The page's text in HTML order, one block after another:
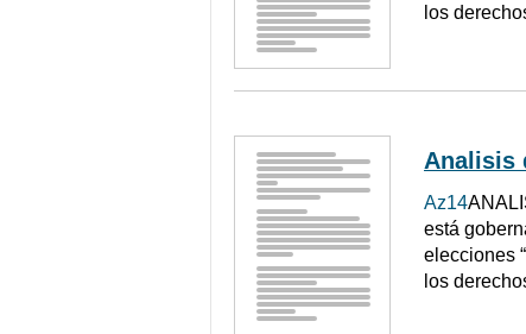
los
Analisis
Az14
está
elecciones
los